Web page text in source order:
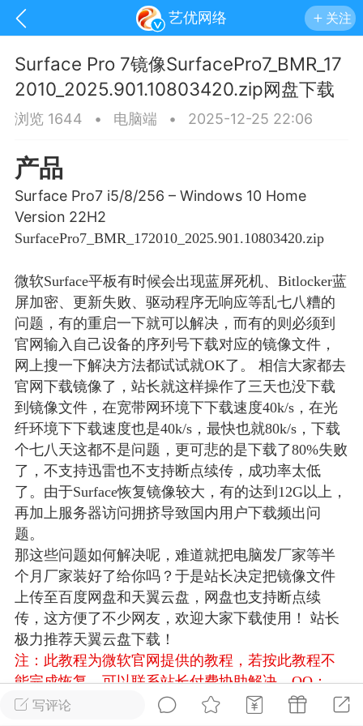
艺优网络 关注
手机 系统 网站
游戏 兴趣 美图
问答 闲谈 官方
网络
VIP 7
29 21:24
电脑端 Surface Laptop Go 2
Laptop Go 2镜像
网盘下载
Laptop Go 2 i5/8/128 – Windows
写评论
Surface Pro 7镜像SurfacePro7_BMR_17
2010_2025.901.10803420.zip网盘下载
浏览 1644 • 电脑端 • 2025-12-25 22:06
产品
Surface Pro7 i5/8/256 – Windows 10 Home
Version 22H2
SurfacePro7_BMR_172010_2025.901.10803420.zip
微软Surface平板有时候会出现蓝屏死机、Bitlocker蓝
屏加密、更新失败、驱动程序无响应等乱七八糟的
问题，有的重启一下就可以解决，而有的则必须到
官网输入自己设备的序列号下载对应的镜像文件，
网上搜一下解决方法都试试就OK了。 相信大家都去
官网下载镜像了，站长就这样操作了三天也没下载
到镜像文件，在宽带网环境下下载速度40k/s，在光
纤环境下下载速度也是40k/s，最快也就80k/s，下载
个七八天这都不是问题，更可悲的是下载了80%失败
了，不支持迅雷也不支持断点续传，成功率太低
了。由于Surface恢复镜像较大，有的达到12G以上，
再加上服务器访问拥挤导致国内用户下载频出问
题。
那这些问题如何解决呢，难道就把电脑发厂家等半
个月厂家装好了给你吗？于是站长决定把镜像文件
上传至百度网盘和天翼云盘，网盘也支持断点续
传，这方便了不少网友，欢迎大家下载使用！ 站长
极力推荐天翼云盘下载！
注：此教程为微软官网提供的教程，若按此教程不
能完成恢复，可以联系站长付费协助解决，QQ：
3326686660
温馨提示：若链接失效请及时留言反